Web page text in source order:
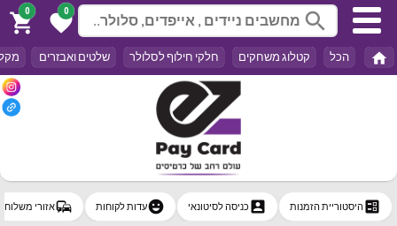
search
0
favorite
0
shopping_cart
home הכל קטלוג משחקים חלקי חילוף לסלולר שלטים ואבזרים
ballot היסטוריית הזמנות account_boxכניסה לסיטונאי emoji_emotionsעדות לקוחות commuteאזורי משלוח